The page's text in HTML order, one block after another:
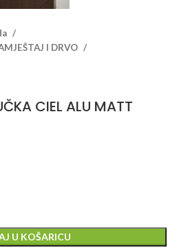
I DRVO
CIEL ALU MATT
U KOŠARICU